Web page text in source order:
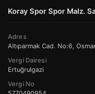
Koray Spor Spor Malz.
Adres
Altıparmak Cad. No:6,
Vergi Dairesi
Ertuğrulgazi
Vergi No